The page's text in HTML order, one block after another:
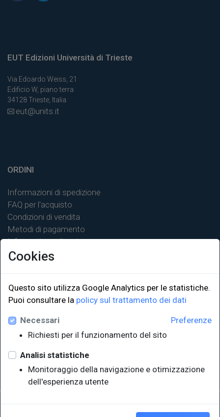
EUT Edizioni Università di Trieste
Via Edoardo Weiss, 21
Edificio W, piano terra
34128 Trieste, Italia
eut@units.it
ORDINI
Informazioni di spedizione
FAQ per l'acquisto
Condizioni di vendita
Metodi di pagamento
Informativa sulla privacy
LINK ISTITUZIONALI
Università degli Studi di Trieste
Sistema Bibliotecario di Ateneo
EUT in cifre
Cookies
Questo sito utilizza Google Analytics per le statistiche.
Puoi consultare la policy sul trattamento dei dati
Preferenze
Necessari
Richiesti per il funzionamento del sito
Analisi statistiche
Monitoraggio della navigazione e otimizzazione
dell'esperienza utente